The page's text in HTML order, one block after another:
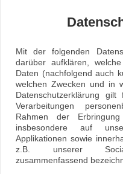
Mit der folgenden
darüber aufklären,
Daten (nachfolgend auch
welchen Zwecken und in
Datenschutzerklärung
Verarbeitungen
Rahmen der
insbesondere auf
Applikationen sowie
z.B. unserer Social-
zusammenfassend